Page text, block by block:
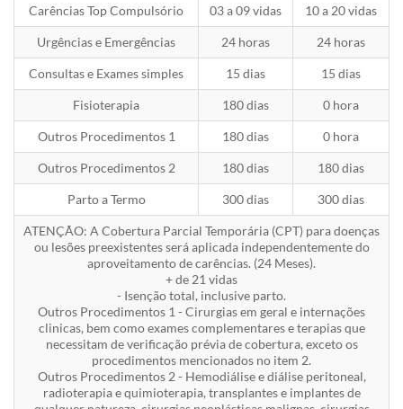
Carências Top Compulsório 03 a 09 vidas 10 a 20 vidas
Urgências e Emergências 24 horas 24 horas
Consultas e Exames simples 15 dias 15 dias
Fisioterapia 180 dias 0 hora
Outros Procedimentos 1 180 dias 0 hora
Outros Procedimentos 2 180 dias 180 dias
Parto a Termo 300 dias 300 dias
ATENÇÃO: A Cobertura Parcial Temporária (CPT) para doenças
ou lesões preexistentes será aplicada independentemente do
aproveitamento de carências. (24 Meses).
+ de 21 vidas
- Isenção total, inclusive parto.
Outros Procedimentos 1 - Cirurgias em geral e internações
clinicas, bem como exames complementares e terapias que
necessitam de verificação prévia de cobertura, exceto os
procedimentos mencionados no item 2.
Outros Procedimentos 2 - Hemodiálise e diálise peritoneal,
radioterapia e quimioterapia, transplantes e implantes de